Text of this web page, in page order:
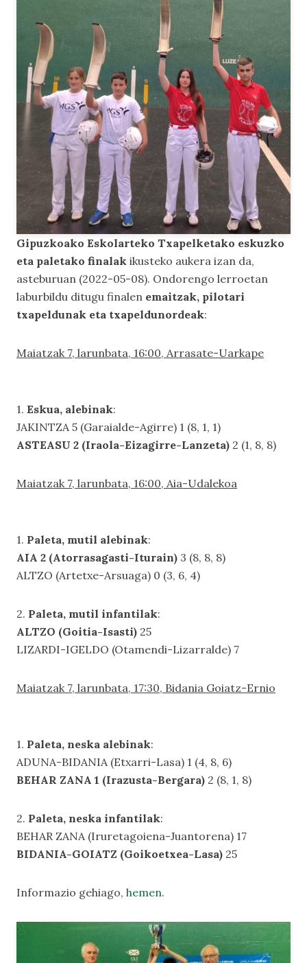
Gipuzkoako Eskolarteko Txapelketako eskuzko
eta paletako finalak ikusteko aukera izan da,
asteburuan (2022-05-08). Ondorengo lerroetan
laburbildu ditugu finalen emaitzak, pilotari
txapeldunak eta txapeldunordeak:
Maiatzak 7, larunbata, 16:00, Arrasate-Uarkape
1. Eskua, alebinak:
JAKINTZA 5 (Garaialde-Agirre) 1 (8, 1, 1)
ASTEASU 2 (Iraola-Eizagirre-Lanzeta) 2 (1, 8, 8)
Maiatzak 7, larunbata, 16:00, Aia-Udalekoa
1. Paleta, mutil alebinak:
AIA 2 (Atorrasagasti-Iturain) 3 (8, 8, 8)
ALTZO (Artetxe-Arsuaga) 0 (3, 6, 4)
2. Paleta, mutil infantilak:
ALTZO (Goitia-Isasti) 25
LIZARDI-IGELDO (Otamendi-Lizarralde) 7
Maiatzak 7, larunbata, 17:30, Bidania Goiatz-Ernio
1. Paleta, neska alebinak:
ADUNA-BIDANIA (Etxarri-Lasa) 1 (4, 8, 6)
BEHAR ZANA 1 (Irazusta-Bergara) 2 (8, 1, 8)
2. Paleta, neska infantilak:
BEHAR ZANA (Iruretagoiena-Juantorena) 17
BIDANIA-GOIATZ (Goikoetxea-Lasa) 25
Informazio gehiago, hemen.